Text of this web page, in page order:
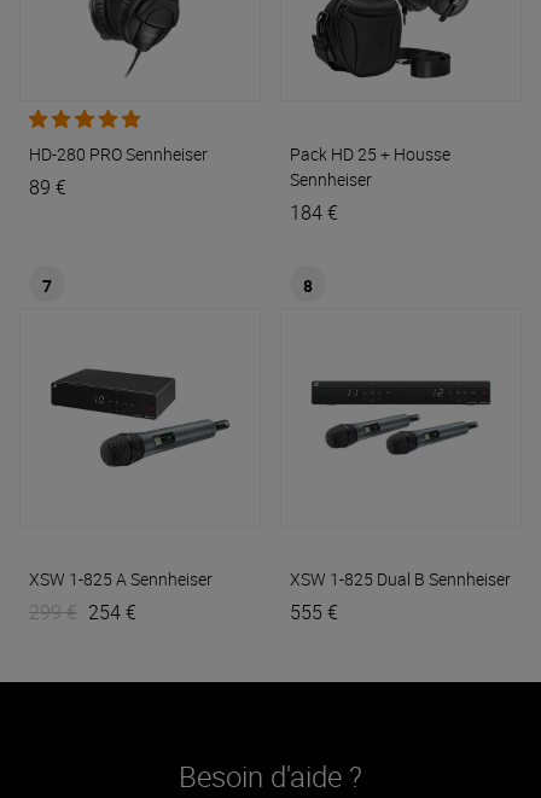
HD-280 PROSennheiser
89 €
Pack HD 25 + Housse
Sennheiser
184 €
7
XSW 1-825 ASennheiser
299 € 254 €
8
XSW 1-825 Dual B Sennheiser
555 €
Besoin d'aide ?